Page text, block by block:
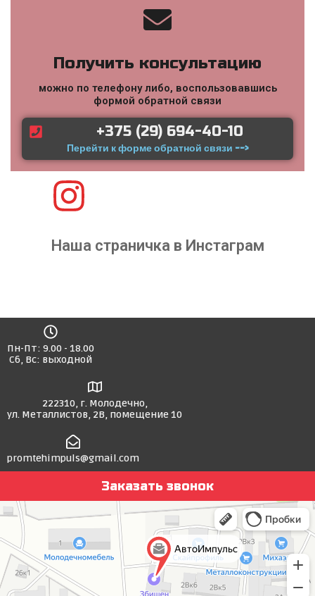
Получить консультацию
можно по телефону либо, воспользовавшись
формой обратной связи
+375 (29) 694-40-10
Перейти к форме обратной связи -->
Наша страничка в Инстаграм
Пн-Пт: 9.00 - 18.00
Сб, Вс: выходной
222310, г. Молодечно,
ул. Металлистов, 2В, помещение 10
promtehimpuls@gmail.com
Заказать звонок